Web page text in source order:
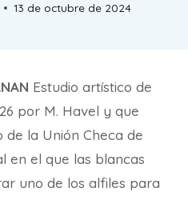
13 de octubre de 2024
Estudio artístico de
por M. Havel y que
la Unión Checa de
en el que las blancas
uno de los alfiles para